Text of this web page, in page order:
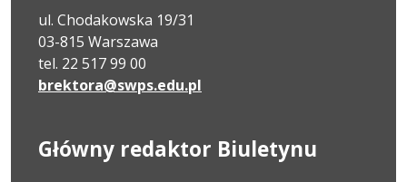
ul. Chodakowska 19/31
03-815 Warszawa
tel. 22 517 99 00
brektora@swps.edu.pl
Główny redaktor Biuletynu